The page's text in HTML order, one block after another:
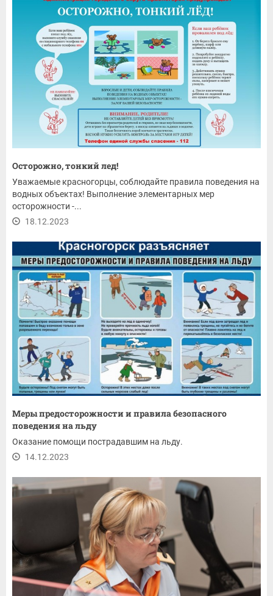
Осторожно, тонкий лед!
Уважаемые красногорцы, соблюдайте правила поведения на
водных объектах! Выполнение элементарных мер
осторожности -...
18.12.2023
Меры предосторожности и правила безопасного
поведения на льду
Оказание помощи пострадавшим на льду.
14.12.2023